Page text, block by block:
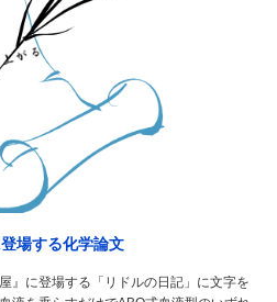
場する化学論文
』に登場する「リドルの日記」に文字を